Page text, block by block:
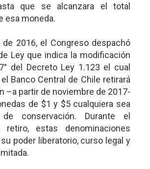
que se alcanzara el total
esa moneda.
de 2016, el Congreso despachó
Ley que indica la modificación
del Decreto Ley 1.123 el cual
Banco Central de Chile retirará
–a partir de noviembre de 2017-
de $1 y $5 cualquiera sea
conservación. Durante el
estas denominaciones
poder liberatorio, curso legal y